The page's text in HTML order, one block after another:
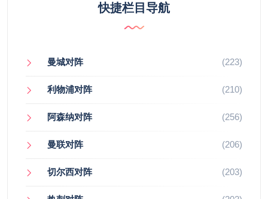
快捷栏目导航
曼城对阵 (223)
利物浦对阵 (210)
阿森纳对阵 (256)
曼联对阵 (206)
切尔西对阵 (203)